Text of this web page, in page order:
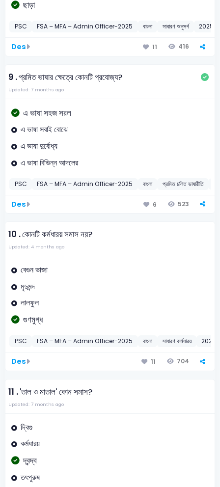
ছাড়া
PSC FSA – MFA – Admin Officer-2025 বাংলা সাধারণ অনুসর্গ 2025
Des 11 416
9 .প্রমিত ভাষার ক্ষেত্রে কোনটি প্রযোজ্য?
Updated: 7 months ago
এ ভাষা সহজ সরল
এ ভাষা সবাই বোঝে
এ ভাষা দুর্বোধ্য
এ ভাষা বিভিন্ন আদলের
PSC FSA – MFA – Admin Officer-2025 বাংলা প্রমিত চলিত ভাষারীতি
Des 6 523
10 .কোনটি কর্মধারয় সমাস নয়?
Updated: 4 months ago
বেগুন ভাজা
মৃদুমন্দ
লালফুল
গুণমুগ্ধ
PSC FSA – MFA – Admin Officer-2025 বাংলা সাধারণ কর্মধারয় 2025
Des 11 704
11 .'তাল ও মাতাল' কোন সমাস?
Updated: 7 months ago
দ্বিগু
কর্মধারয়
দ্বন্দ্ব
তৎপুরুষ